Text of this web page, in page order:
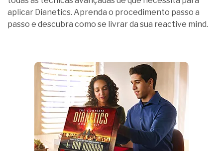
aplicar Dianetics. Aprenda o procedimento passo a
passo e descubra como se livrar da sua reactive mind.